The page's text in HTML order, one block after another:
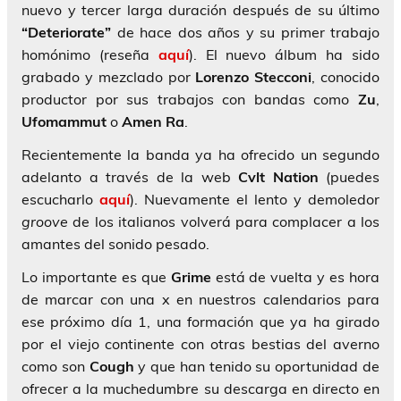
nuevo y tercer larga duración después de su último
“Deteriorate” de hace dos años y su primer trabajo
homónimo (reseña aquí). El nuevo álbum ha sido
grabado y mezclado por Lorenzo Stecconi, conocido
productor por sus trabajos con bandas como Zu,
Ufomammut o Amen Ra.
Recientemente la banda ya ha ofrecido un segundo
adelanto a través de la web Cvlt Nation (puedes
escucharlo aquí). Nuevamente el lento y demoledor
groove de los italianos volverá para complacer a los
amantes del sonido pesado.
Lo importante es que Grime está de vuelta y es hora
de marcar con una x en nuestros calendarios para
ese próximo día 1, una formación que ya ha girado
por el viejo continente con otras bestias del averno
como son Cough y que han tenido su oportunidad de
ofrecer a la muchedumbre su descarga en directo en